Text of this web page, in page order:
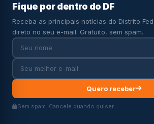
Fique por dentro do DF
Receba as principais notícias do Distrito
direto no seu e-mail. Gratuito, sem spam.
Quero receber
Sem spam. Cancele quando quiser.